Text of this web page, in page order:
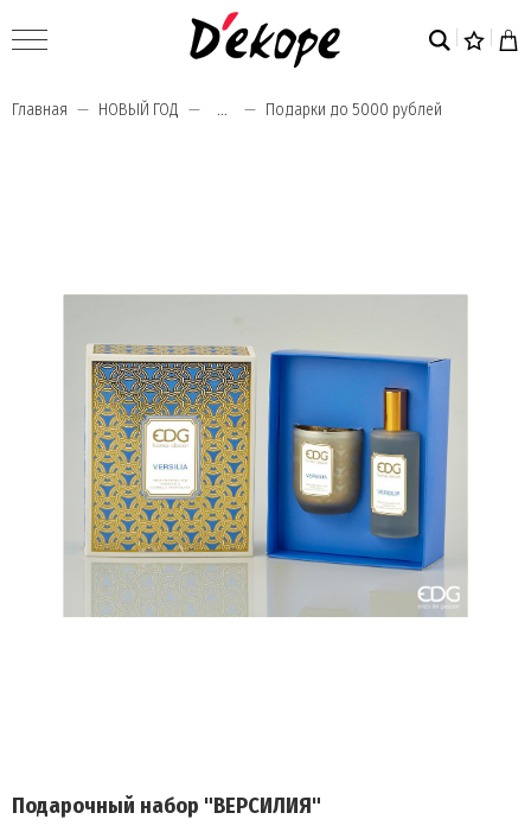
Главная НОВЫЙ ГОД ... Подарки до 5000 рублей
Подарочный набор "ВЕРСИЛИЯ"